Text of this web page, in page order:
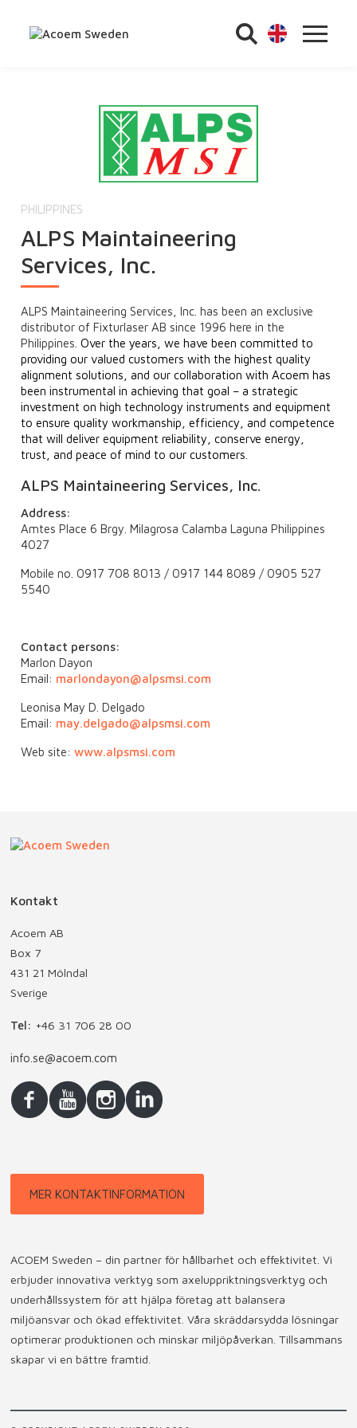
PHILIPPINES
ALPS Maintaineering
Services, Inc.
ALPS Maintaineering Services, Inc. has been an exclusive
distributor of Fixturlaser AB since 1996 here in the
Philippines.Over the years, we have been committed to
providing our valued customers with the highest quality
alignment solutions, and our collaboration with Acoem has
been instrumental in achieving that goal – a strategic
investment on high technology instruments and equipment
to ensure quality workmanship, efficiency, and competence
that will deliver equipment reliability, conserve energy,
trust, and peace of mind to our customers.
ALPS Maintaineering Services, Inc.
Address:
Amtes Place 6 Brgy. Milagrosa Calamba Laguna Philippines
4027
Mobile no. 0917 708 8013 / 0917 144 8089 / 0905 527
5540
Contact persons:
Marlon Dayon
Email: marlondayon@alpsmsi.com
Leonisa May D. Delgado
Email: may.delgado@alpsmsi.com
Web site:www.alpsmsi.com
Kontakt
Acoem AB
Box 7
431 21 Mölndal
Sverige
Tel: +46 31 706 28 00
info.se@acoem.com
MER KONTAKTINFORMATION
ACOEM Sweden – din partner för hållbarhet och effektivitet. Vi
erbjuder innovativa verktyg som axeluppriktningsverktyg och
underhållssystem för att hjälpa företag att balansera
miljöansvar och ökad effektivitet. Våra skräddarsydda lösningar
optimerar produktionen och minskar miljöpåverkan. Tillsammans
skapar vi en bättre framtid.